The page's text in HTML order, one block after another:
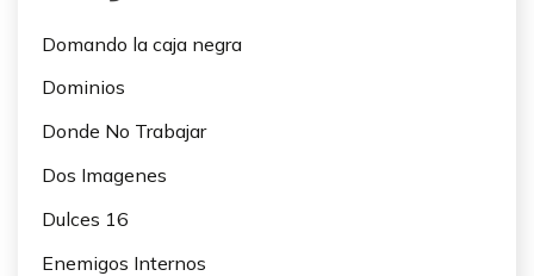
Domando la caja negra
Dominios
Donde No Trabajar
Dos Imagenes
Dulces 16
Enemigos Internos